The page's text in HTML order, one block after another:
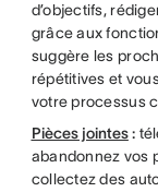
d’objectifs,
grâce aux
suggère les
répétitives et
votre processus
Pièces jointes:
abandonnez vos
collectez des